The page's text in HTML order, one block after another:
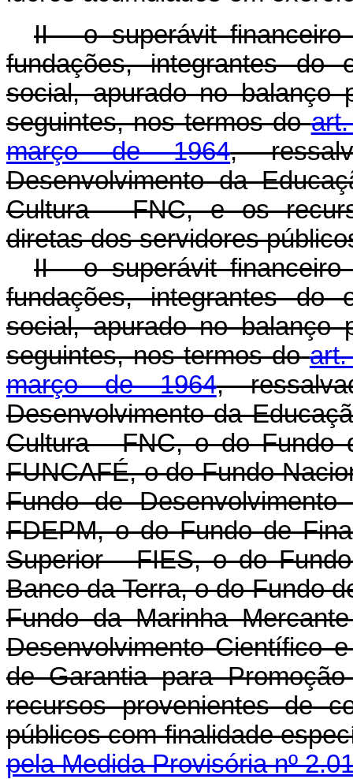
II - o superávit
fundações, integrantes do
social, apurado no balanço
seguintes, nos termos do
março de 1964,
Desenvolvimento da
Cultura - FNC, e os
diretas dos servidores
II - o superávit
fundações, integrantes do
social, apurado no balanço
seguintes, nos termos do
março de 1964,
Desenvolvimento da
Cultura - FNC, o do Fundo
FUNCAFÉ, o do Fundo
Fundo de
FDEPM, o do Fundo de
Superior - FIES, o do
Banco da Terra, o do Fundo
Fundo da Marinha
Desenvolvimento Científico
de Garantia para
recursos provenientes de
públicos com
pela Medida Provisória nº